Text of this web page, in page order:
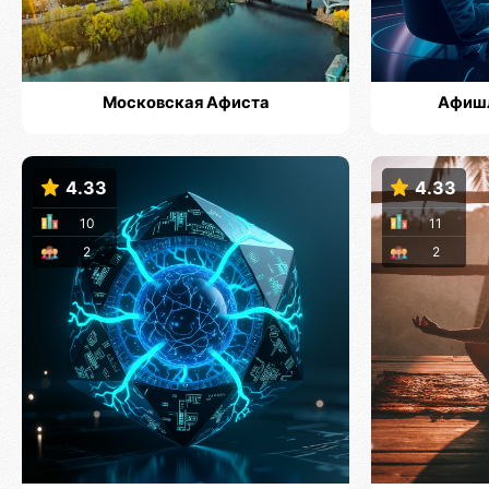
Московская Афиста
4.33
2
10
4.33
2
11